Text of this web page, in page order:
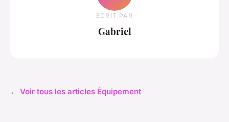
ECRIT PAR
Gabriel
← Voir tous les articles Équipement